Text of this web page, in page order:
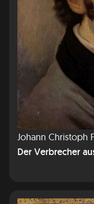
Der Verbrecher
Johann Christoph